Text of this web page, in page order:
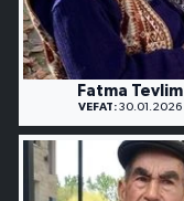
Fatma Tevlim
VEFAT: 30.01.2026